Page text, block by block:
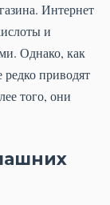
Интернет
и
Однако, как
редко приводят
того, они